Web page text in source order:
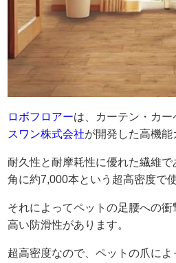
ロボフロアーは、カーテン・カ
スワン株式会社が開発した高機能
耐久性と耐摩耗性に優れた繊維
角に約7,000本という超高密度で
それによってペットの足腰への衝
高い防滑性があります。
超高密度なので、ペットの爪によ